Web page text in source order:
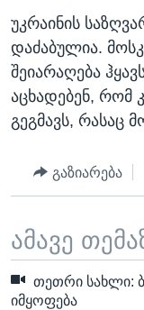
უკრაინის
დაძაბულია.
შეიარაღება
აცხადებენ, რომ
გეგმავს, რასაც
გაზიარება
ამავე
თეთრი სახლი:
იმყოფება